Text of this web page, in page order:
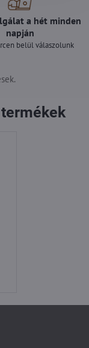
a hét minden
napján
belül válaszolunk